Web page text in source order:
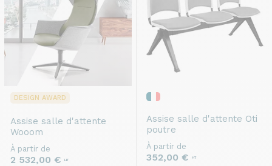
DESIGN AWARD
Assise salle d'attente
Wooom
À partir de
2 532,00 € HT
Assise salle d'attente Oti
poutre
À partir de
352,00 € HT